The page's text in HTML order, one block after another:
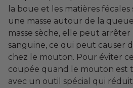
la boue et les matières
une masse autour de la
masse sèche, elle peut
sanguine, ce qui peut causer
chez le mouton. Pour éviter
coupée quand le mouton est
avec un outil spécial qui